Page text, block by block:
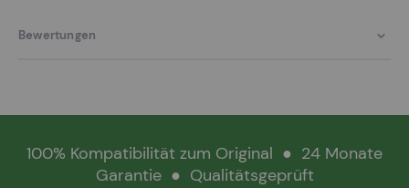
Bewertungen
100% Kompatibilität zum Original ● 24 Monate
Garantie ● Qualitätsgeprüft